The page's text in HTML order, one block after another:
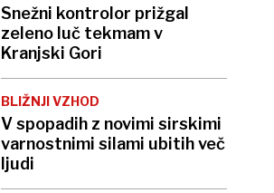
Snežni kontrolor prižgal
zeleno luč tekmam v
Kranjski Gori
BLIŽNJI VZHOD
V spopadih z novimi sirskimi
varnostnimi silami ubitih več
ljudi